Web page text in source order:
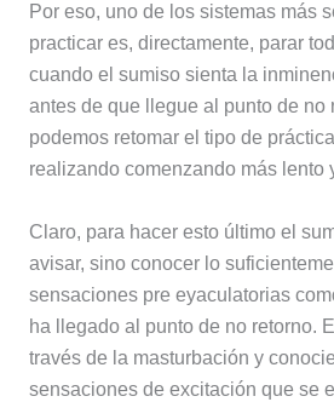
Por eso, uno de los sistemas más
practicar es, directamente, parar
cuando el sumiso sienta la
antes de que llegue al punto de no
podemos retomar el tipo de
realizando comenzando más lento
Claro, para hacer esto último el
avisar, sino conocer lo
sensaciones pre eyaculatorias
ha llegado al punto de no retorno.
través de la masturbación y
sensaciones de excitación que se